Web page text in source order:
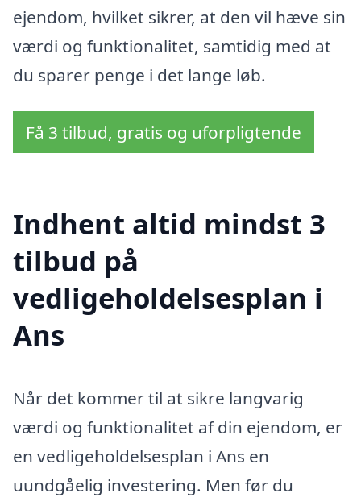
ejendom, hvilket sikrer, at den vil hæve sin
værdi og funktionalitet, samtidig med at
du sparer penge i det lange løb.
Få 3 tilbud, gratis og uforpligtende
Indhent altid mindst 3
tilbud på
vedligeholdelsesplan i
Ans
Når det kommer til at sikre langvarig
værdi og funktionalitet af din ejendom, er
en vedligeholdelsesplan i Ans en
uundgåelig investering. Men før du